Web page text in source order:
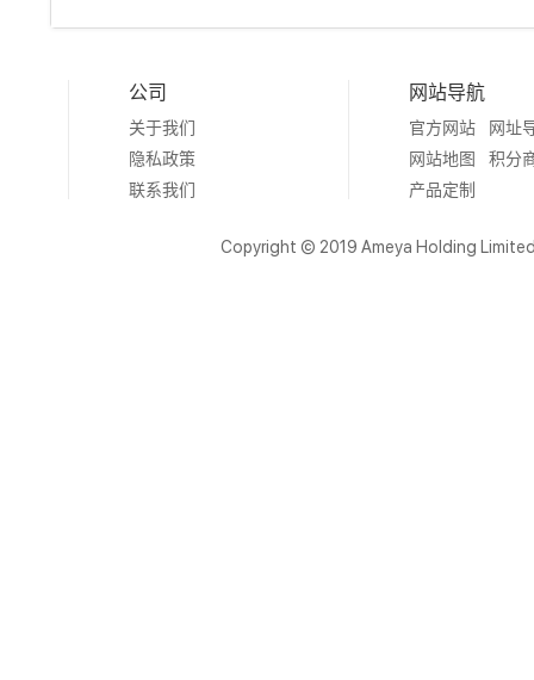
公司
关于我们
隐私政策
联系我们
网站导航
官方网站
网址
网站地图
积分
产品定制
Copyright © 2019 Ameya Holding